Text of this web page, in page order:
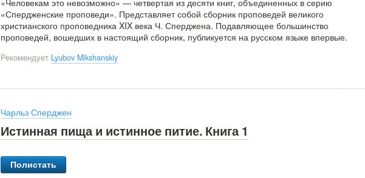
«Спердженские проповеди». Представляет собой сборник проповедей великого
христианского проповедника XIX века Ч. Сперджена. Подавляющее большинство
проповедей, вошедших в настоящий сборник, публикуется на русском языке впервые.
Рекомендует Lyubov Mikshanskiy
Чарльз Сперджен
Истинная пища и истинное питие. Книга 1
Полистать